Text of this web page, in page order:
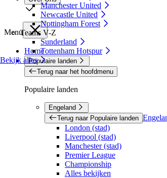
Manchester United
Newcastle United
Nottingham Forest
Teams V-Z
Sunderland
Tottenham Hotspur
Bekijk alles
Menu
Home
Populaire landen
Terug naar het hoofdmenu
Populaire landen
Engeland
Terug naar Populaire landen
London (stad)
Liverpool (stad)
Manchester (stad)
Premier League
Championship
Alles bekijken